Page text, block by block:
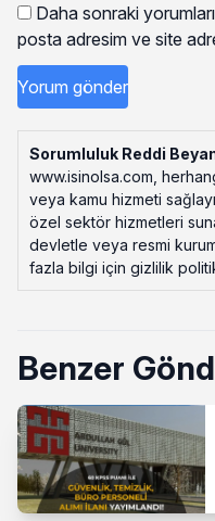
Daha sonraki
posta adresim ve site
Sorumluluk Reddi
www.isinolsa.com,
veya kamu hizmeti
özel sektör hizmetleri
devletle veya resmi
fazla bilgi için gizlilik
Benzer